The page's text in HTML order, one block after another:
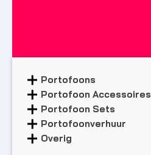
Portofoons
Portofoon Accessoires
Portofoon Sets
Portofoonverhuur
Overig